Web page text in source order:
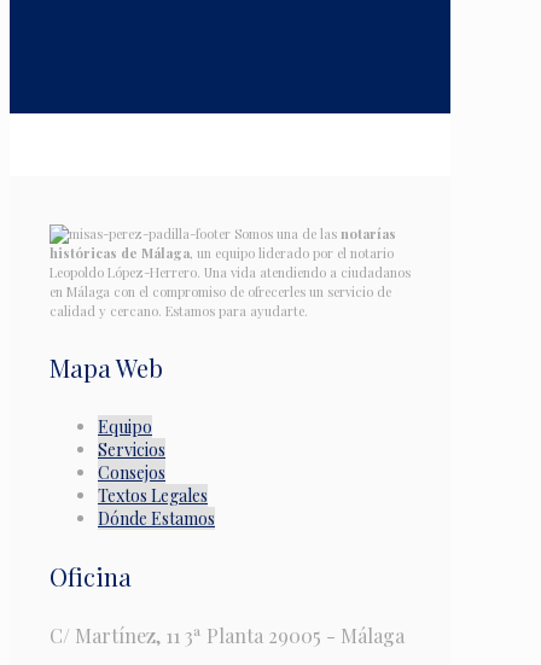
Somos una de las notarías
históricas de Málaga, un equipo liderado por el notario
Leopoldo López-Herrero. Una vida atendiendo a ciudadanos
en Málaga con el compromiso de ofrecerles un servicio de
calidad y cercano. Estamos para ayudarte.
Mapa Web
Equipo
Servicios
Consejos
Textos Legales
Dónde Estamos
Oficina
C/ Martínez, 11 3ª Planta 29005 - Málaga